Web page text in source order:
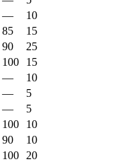
—
10
85
15
90
25
100
15
—
10
—
5
—
5
100
10
90
10
100
20